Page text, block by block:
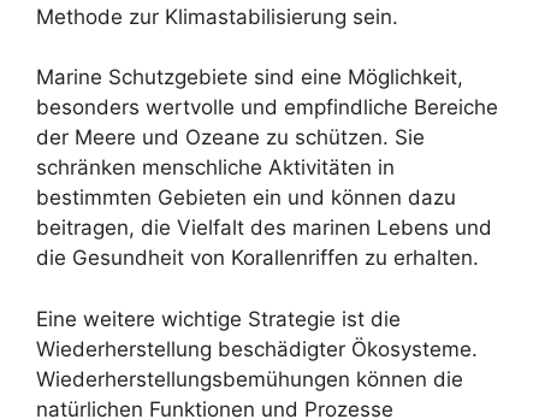
Methode zur Klimastabilisierung sein.
Marine Schutzgebiete sind eine Möglichkeit,
besonders wertvolle und empfindliche Bereiche
der Meere und Ozeane zu schützen. Sie
schränken menschliche Aktivitäten in
bestimmten Gebieten ein und können dazu
beitragen, die Vielfalt des marinen Lebens und
die Gesundheit von Korallenriffen zu erhalten.
Eine weitere wichtige Strategie ist die
Wiederherstellung beschädigter Ökosysteme.
Wiederherstellungsbemühungen können die
natürlichen Funktionen und Prozesse